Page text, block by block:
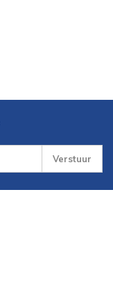
Verstuur